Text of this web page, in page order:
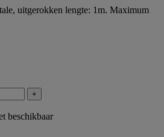
uitgerokken lengte: 1m. Maximum
+
beschikbaar